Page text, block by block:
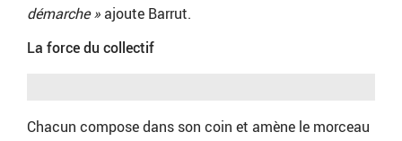
démarche »ajoute Barrut.
La force du collectif
Chacun compose dans son coin et amène le morceau